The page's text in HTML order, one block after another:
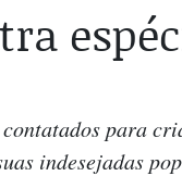
para
indesejadas